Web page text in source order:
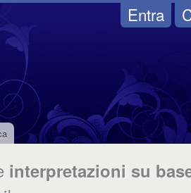
Entra
interpretazioni su